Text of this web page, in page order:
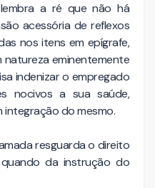
a ré que não há
acessória de reflexos
nos itens em epígrafe,
eminente­mente
indeni­zar o empregado
nocivos a sua saúde,
do mesmo.
resguarda o direito
da instrução do